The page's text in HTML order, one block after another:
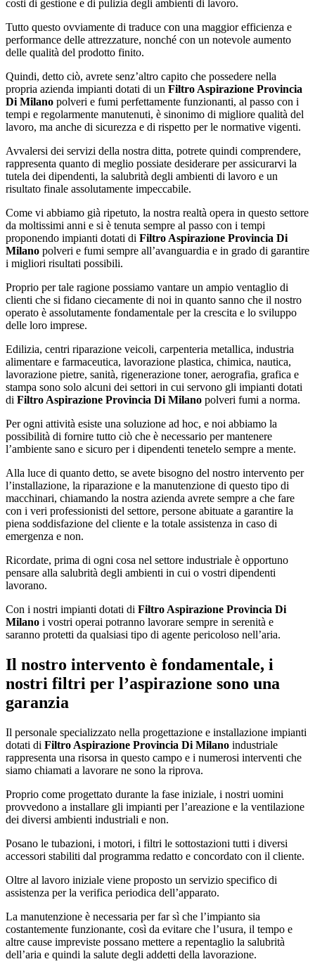
costi di gestione e di pulizia degli ambienti di lavoro.
Tutto questo ovviamente di traduce con una maggior efficienza e
performance delle attrezzature, nonché con un notevole aumento
delle qualità del prodotto finito.
Quindi, detto ciò, avrete senz’altro capito che possedere nella
propria azienda impianti dotati di un Filtro Aspirazione Provincia
Di Milano polveri e fumi perfettamente funzionanti, al passo con i
tempi e regolarmente manutenuti, è sinonimo di migliore qualità del
lavoro, ma anche di sicurezza e di rispetto per le normative vigenti.
Avvalersi dei servizi della nostra ditta, potrete quindi comprendere,
rappresenta quanto di meglio possiate desiderare per assicurarvi la
tutela dei dipendenti, la salubrità degli ambienti di lavoro e un
risultato finale assolutamente impeccabile.
Come vi abbiamo già ripetuto, la nostra realtà opera in questo settore
da moltissimi anni e si è tenuta sempre al passo con i tempi
proponendo impianti dotati di Filtro Aspirazione Provincia Di
Milano polveri e fumi sempre all’avanguardia e in grado di garantire
i migliori risultati possibili.
Proprio per tale ragione possiamo vantare un ampio ventaglio di
clienti che si fidano ciecamente di noi in quanto sanno che il nostro
operato è assolutamente fondamentale per la crescita e lo sviluppo
delle loro imprese.
Edilizia, centri riparazione veicoli, carpenteria metallica, industria
alimentare e farmaceutica, lavorazione plastica, chimica, nautica,
lavorazione pietre, sanità, rigenerazione toner, aerografia, grafica e
stampa sono solo alcuni dei settori in cui servono gli impianti dotati
di Filtro Aspirazione Provincia Di Milano polveri fumi a norma.
Per ogni attività esiste una soluzione ad hoc, e noi abbiamo la
possibilità di fornire tutto ciò che è necessario per mantenere
l’ambiente sano e sicuro per i dipendenti tenetelo sempre a mente.
Alla luce di quanto detto, se avete bisogno del nostro intervento per
l’installazione, la riparazione e la manutenzione di questo tipo di
macchinari, chiamando la nostra azienda avrete sempre a che fare
con i veri professionisti del settore, persone abituate a garantire la
piena soddisfazione del cliente e la totale assistenza in caso di
emergenza e non.
Ricordate, prima di ogni cosa nel settore industriale è opportuno
pensare alla salubrità degli ambienti in cui o vostri dipendenti
lavorano.
Con i nostri impianti dotati di Filtro Aspirazione Provincia Di
Milano i vostri operai potranno lavorare sempre in serenità e
saranno protetti da qualsiasi tipo di agente pericoloso nell’aria.
Il nostro intervento è fondamentale, i
nostri filtri per l’aspirazione sono una
garanzia
Il personale specializzato nella progettazione e installazione impianti
dotati di Filtro Aspirazione Provincia Di Milano industriale
rappresenta una risorsa in questo campo e i numerosi interventi che
siamo chiamati a lavorare ne sono la riprova.
Proprio come progettato durante la fase iniziale, i nostri uomini
provvedono a installare gli impianti per l’areazione e la ventilazione
dei diversi ambienti industriali e non.
Posano le tubazioni, i motori, i filtri le sottostazioni tutti i diversi
accessori stabiliti dal programma redatto e concordato con il cliente.
Oltre al lavoro iniziale viene proposto un servizio specifico di
assistenza per la verifica periodica dell’apparato.
La manutenzione è necessaria per far sì che l’impianto sia
costantemente funzionante, così da evitare che l’usura, il tempo e
altre cause impreviste possano mettere a repentaglio la salubrità
dell’aria e quindi la salute degli addetti della lavorazione.